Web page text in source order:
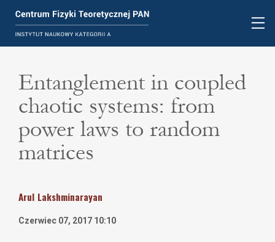
Entanglement in coupled
chaotic systems: from
power laws to random
matrices
Arul Lakshminarayan
Czerwiec 07, 2017 10:10